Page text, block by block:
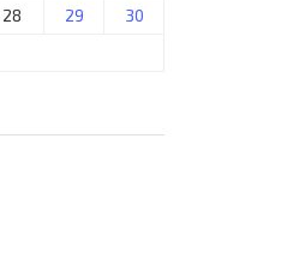
28 29
30